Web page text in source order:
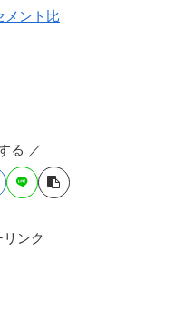
メント比
る ／
リンク